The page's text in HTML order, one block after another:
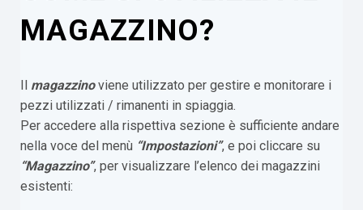
MAGAZZINO?
Il magazzino viene utilizzato per gestire e monitorare i
pezzi utilizzati / rimanenti in spiaggia.
Per accedere alla rispettiva sezione è sufficiente andare
nella voce del menù “Impostazioni”, e poi cliccare su
“Magazzino”, per visualizzare l’elenco dei magazzini
esistenti: